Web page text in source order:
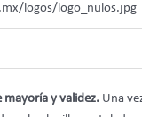
mayoría y validez. Una